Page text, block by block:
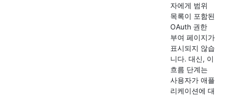
자에게 범위
목록이 포함된
OAuth 권한
부여 페이지가
표시되지 않습
니다. 대신, 이
흐름 단계는
사용자가 애플
리케이션에 대